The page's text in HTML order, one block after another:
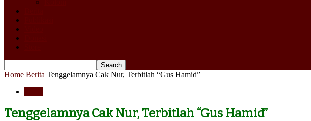
Home Berita Tenggelamnya Cak Nur, Terbitlah “Gus Hamid”
Tenggelamnya Cak Nur, Terbitlah “Gus Hamid”